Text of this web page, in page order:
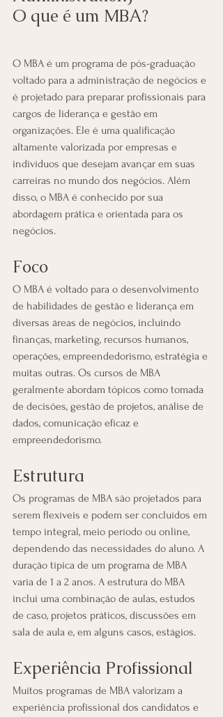
O que é um MBA?
O MBA é um programa de pós-graduação
voltado para a administração de negócios e
é projetado para preparar profissionais para
cargos de liderança e gestão em
organizações. Ele é uma qualificação
altamente valorizada por empresas e
indivíduos que desejam avançar em suas
carreiras no mundo dos negócios. Além
disso, o MBA é conhecido por sua
abordagem prática e orientada para os
negócios.
Foco
O MBA é voltado para o desenvolvimento
de habilidades de gestão e liderança em
diversas áreas de negócios, incluindo
finanças, marketing, recursos humanos,
operações, empreendedorismo, estratégia e
muitas outras. Os cursos de MBA
geralmente abordam tópicos como tomada
de decisões, gestão de projetos, análise de
dados, comunicação eficaz e
empreendedorismo.
Estrutura
Os programas de MBA são projetados para
serem flexíveis e podem ser concluídos em
tempo integral, meio período ou online,
dependendo das necessidades do aluno. A
duração típica de um programa de MBA
varia de 1 a 2 anos. A estrutura do MBA
inclui uma combinação de aulas, estudos
de caso, projetos práticos, discussões em
sala de aula e, em alguns casos, estágios.
Experiência Profissional
Muitos programas de MBA valorizam a
experiência profissional dos candidatos e